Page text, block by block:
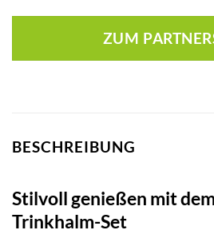
ZUM
BESCHREIBUNG
Stilvoll genießen mit
Trinkhalm-Set